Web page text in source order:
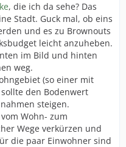
, die ich da sehe? Das
Stadt. Guck mal, ob eins
und es zu Brownouts
leicht anzuheben.
im Bild und hinten
weg.
(so einer mit
den Bodenwert
steigen.
Wohn- zum
Wege verkürzen und
die paar Einwohner sind